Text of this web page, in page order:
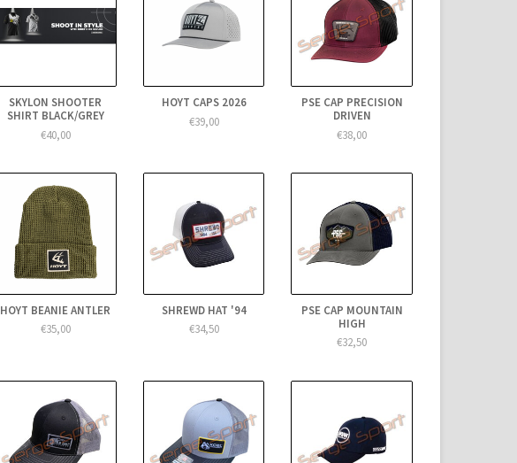
SKYLON SHOOTER
SHIRT BLACK/GREY
€40,00
HOYT CAPS 2026
€39,00
PSE CAP PRECISION
DRIVEN
€38,00
HOYT BEANIE ANTLER
€35,00
SHREWD HAT '94
€34,50
PSE CAP MOUNTAIN
HIGH
€32,50